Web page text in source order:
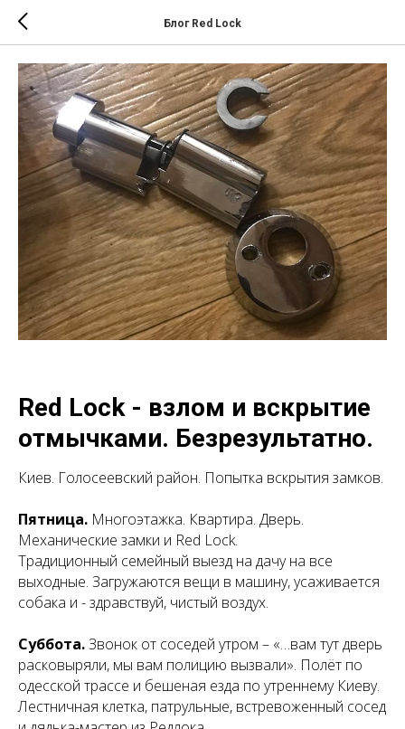
Блог Red Lock
Red Lock - взлом и вскрытие
отмычками. Безрезультатно.
Киев. Голосеевский район. Попытка вскрытия замков.
Пятница. Многоэтажка. Квартира. Дверь.
Механические замки и Red Lock.
Традиционный семейный выезд на дачу на все
выходные. Загружаются вещи в машину, усаживается
собака и - здравствуй, чистый воздух.
Суббота.Звонок от соседей утром – «…вам тут дверь
расковыряли, мы вам полицию вызвали». Полёт по
одесской трассе и бешеная езда по утреннему Киеву.
Лестничная клетка, патрульные, встревоженный сосед